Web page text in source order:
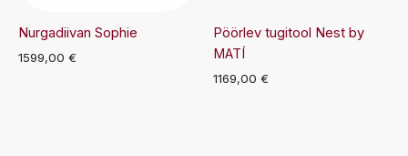
Nurgadiivan Sophie
1599,00 €
Pöörlev tugitool Nest by
MATÍ
1169,00 €